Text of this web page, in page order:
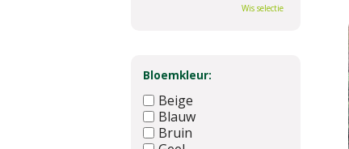
Wis selectie
Bloemkleur:
Beige
Blauw
Bruin